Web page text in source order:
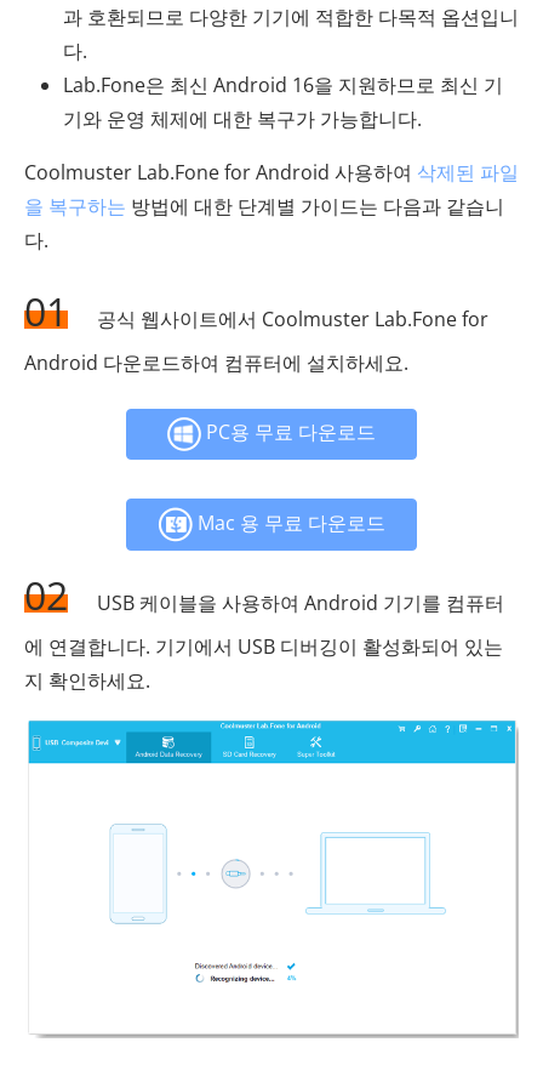
과 호환되므로 다양한 기기에 적합한 다목적 옵션입니
다.
Lab.Fone은 최신 Android 16을 지원하므로 최신 기
기와 운영 체제에 대한 복구가 가능합니다.
Coolmuster Lab.Fone for Android 사용하여 삭제된 파일
을 복구하는 방법에 대한 단계별 가이드는 다음과 같습니
다.
01
공식 웹사이트에서 Coolmuster Lab.Fone for
Android 다운로드하여 컴퓨터에 설치하세요.
PC용 무료 다운로드
Mac 용 무료 다운로드
02
USB 케이블을 사용하여 Android 기기를 컴퓨터
에 연결합니다. 기기에서 USB 디버깅이 활성화되어 있는
지 확인하세요.